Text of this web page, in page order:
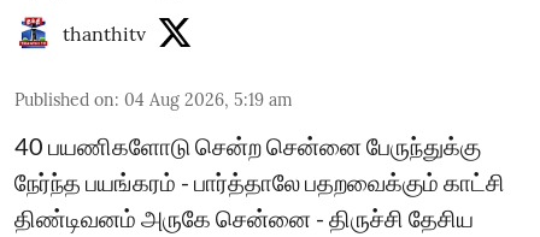
thanthitv
Published on: 04 Aug 2026, 5:19 am
40 பயணிகளோடு சென்ற சென்னை பேருந்துக்கு
நேர்ந்த பயங்கரம் - பார்த்தாலே பதறவைக்கும் காட்சி
திண்டிவனம் அருகே சென்னை - திருச்சி தேசிய